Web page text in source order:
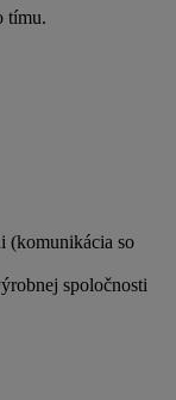
tímu.
(komunikácia so
spoločnosti